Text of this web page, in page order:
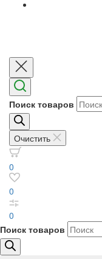
Поиск товаров
Очистить
0
0
0
Поиск товаров